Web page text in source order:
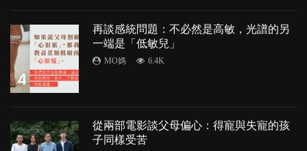
4
再談感統問題：不必然是高敏，光譜的另
一端是「低敏兒」
MO媽 6.4K
從兩部電影談父母偏心：得寵與失寵的孩
子同樣受苦